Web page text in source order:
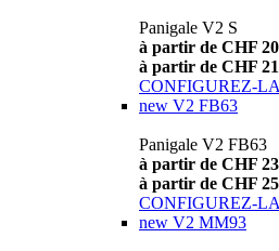
Panigale V2 S
à partir de CHF
à partir de CHF
CONFIGUREZ-LA
new V2 FB63
Panigale V2 FB63
à partir de CHF
à partir de CHF
CONFIGUREZ-LA
new V2 MM93